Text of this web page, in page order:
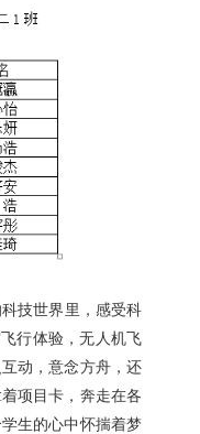
技世界里，感受科
行体验，无人机飞
动，意念方舟，还
项目卡，奔走在各
生的心中怀揣着梦